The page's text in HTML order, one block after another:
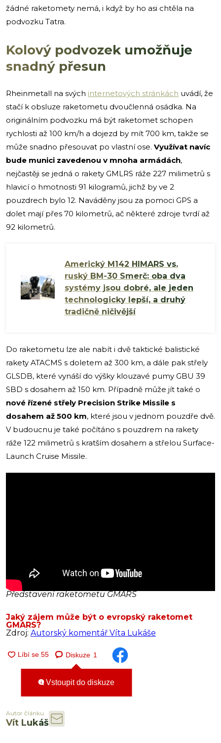
žádné raketomety nemá, i když by ho asi chtěla na
podvozku Tatra.
Kolový podvozek umožňuje
snadný přesun
Rheinmetall na svých internetových stránkách uvádí, že
stačí k obsluze raketometu dvoučlenná osádka. Na
originálním podvozku má být raketomet schopen
rychlosti až 100 km/h a dojezd by mít 700 km, takže se
může snadno přesouvat po vlastní ose. Využívat navíc
bude munici zavedenou v mnoha armádách,
nejčastěji se jedná o rakety GMLRS ráže 227 milimetrů s
hlavicí o hmotnosti 91 kilogramů, jichž by ve 2
pouzdrech bylo 12. Naváděny jsou za pomoci GPS a
dolet mají přes 70 kilometrů, ač některé zdroje tvrdí až
92 kilometrů.
Americký M142 HIMARS vs.
ruský BM-30 Smerč: oba dva
systémy jsou dobré, ale jeden
technologicky lepší, a druhý
tradičně ničivější
Do raketometu lze ale nabít i dvě taktické balistické
rakety ATACMS s doletem až 300 km, a dále pak střely
GLSDB, které vynáší do výšky klouzavé pumy GBU 39
SBD s dosahem až 150 km. Případně může jít také o
nové řízené střely Precision Strike Missile s
dosahem až 500 km, které jsou v jednom pouzdře dvě.
V budoucnu je také počítáno s pouzdrem na rakety
ráže 122 milimetrů s kratším dosahem a střelou Surface-
Launch Cruise Missile.
Představení raketometu GMARS
Jaký zájem může být o evropský raketomet
GMARS?
Zdroj: Autorský komentář Víta Lukáše
Diskuze 1
Vstoupit do diskuze
Autor článku
Vít Lukáš